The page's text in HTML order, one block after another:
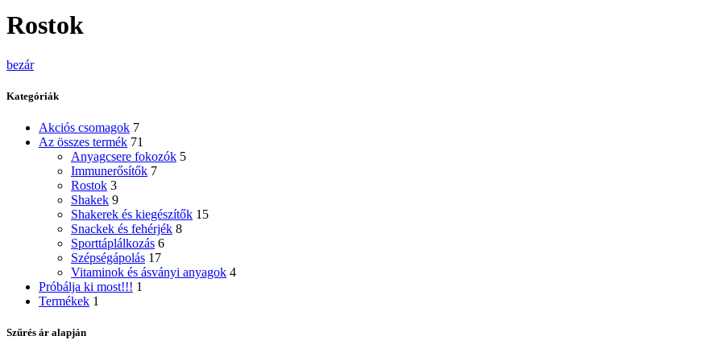
Rostok
bezár
Kategóriák
Akciós csomagok 7
Az összes termék 71
Anyagcsere fokozók 5
Immunerősítők 7
Rostok 3
Shakek 9
Shakerek és kiegészítők 15
Snackek és fehérjék 8
Sporttáplálkozás 6
Szépségápolás 17
Vitaminok és ásványi anyagok 4
Próbálja ki most!!! 1
Termékek 1
Szűrés ár alapján